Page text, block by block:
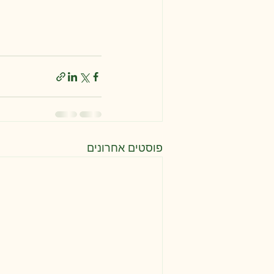
פוסטים אחרונים